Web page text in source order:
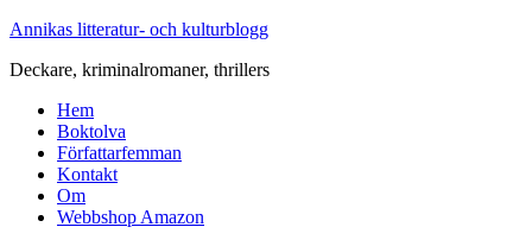
Annikas litteratur- och kulturblogg
Deckare, kriminalromaner, thrillers
Hem
Boktolva
Författarfemman
Kontakt
Om
Webbshop Amazon